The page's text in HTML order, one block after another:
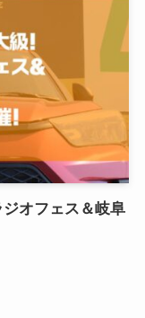
オフェス＆岐阜